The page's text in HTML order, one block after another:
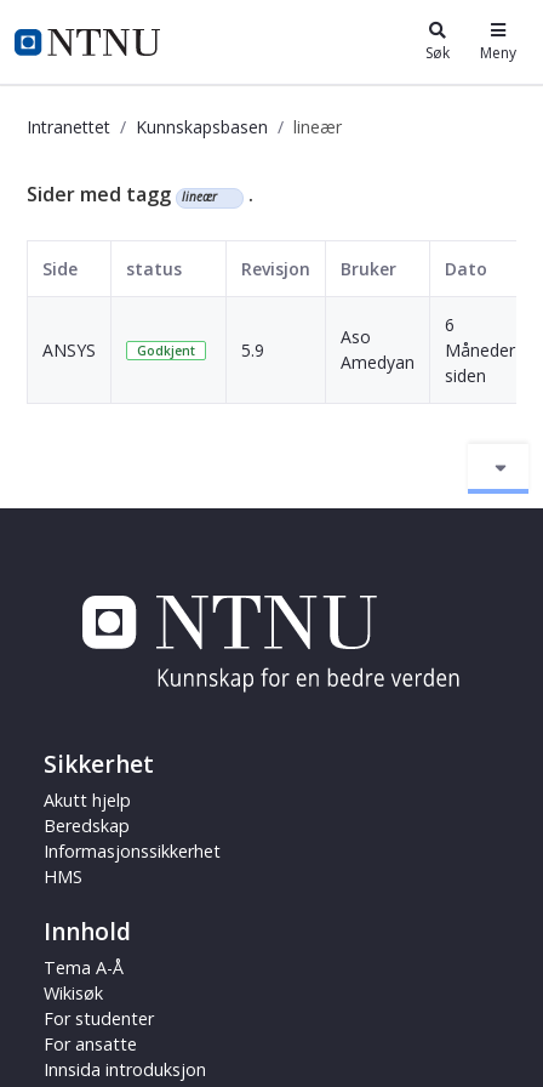
i.ntnu.no Søk Meny
Intranettet Kunnskapsbasen lineær
Kunnskapsbasen
Sider med tagg lineær .
Side status Revisjon Bruker Dato
ANSYS Godkjent 5.9
Aso
Amedyan
6
Måneder
siden
Sikkerhet
Akutt hjelp
Beredskap
Informasjonssikkerhet
HMS
Innhold
Tema A-Å
Wikisøk
For studenter
For ansatte
Innsida introduksjon